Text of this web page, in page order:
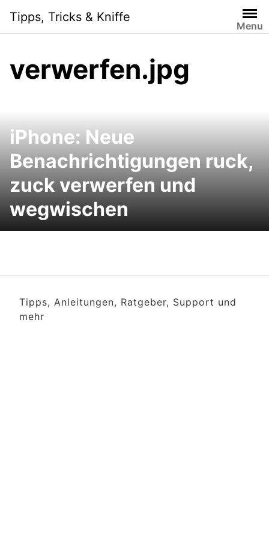
content
Tipps, Tricks & Kniffe
Menu
verwerfen.jpg
iPhone: Neue
Benachrichtigungen ruck,
zuck verwerfen und
wegwischen
Tipps, Anleitungen, Ratgeber, Support und
mehr